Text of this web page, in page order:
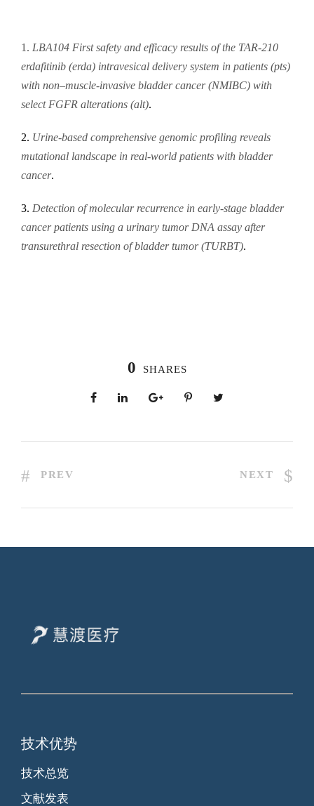
1. LBA104 First safety and efficacy results of the TAR-210
erdafitinib (erda) intravesical delivery system in patients (pts)
with non–muscle-invasive bladder cancer (NMIBC) with
select FGFR alterations (alt).
2. Urine-based comprehensive genomic profiling reveals
mutational landscape in real-world patients with bladder
cancer.
3. Detection of molecular recurrence in early-stage bladder
cancer patients using a urinary tumor DNA assay after
transurethral resection of bladder tumor (TURBT).
0 SHARES
PREV NEXT
技术优势
技术总览
文献发表